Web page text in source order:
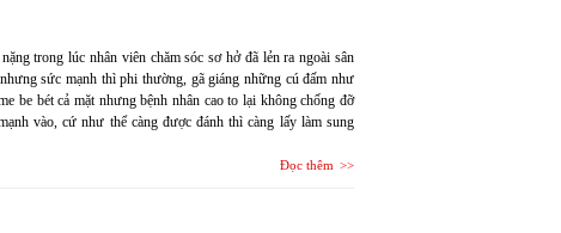
trong lúc nhân viên chăm sóc sơ hở đã lẻn ra ngoài sân
sức mạnh thì phi thường, gã giáng những cú đấm như
be bét cả mặt nhưng bệnh nhân cao to lại không chống đỡ
vào, cứ như thể càng được đánh thì càng lấy làm sung
Đọc thêm